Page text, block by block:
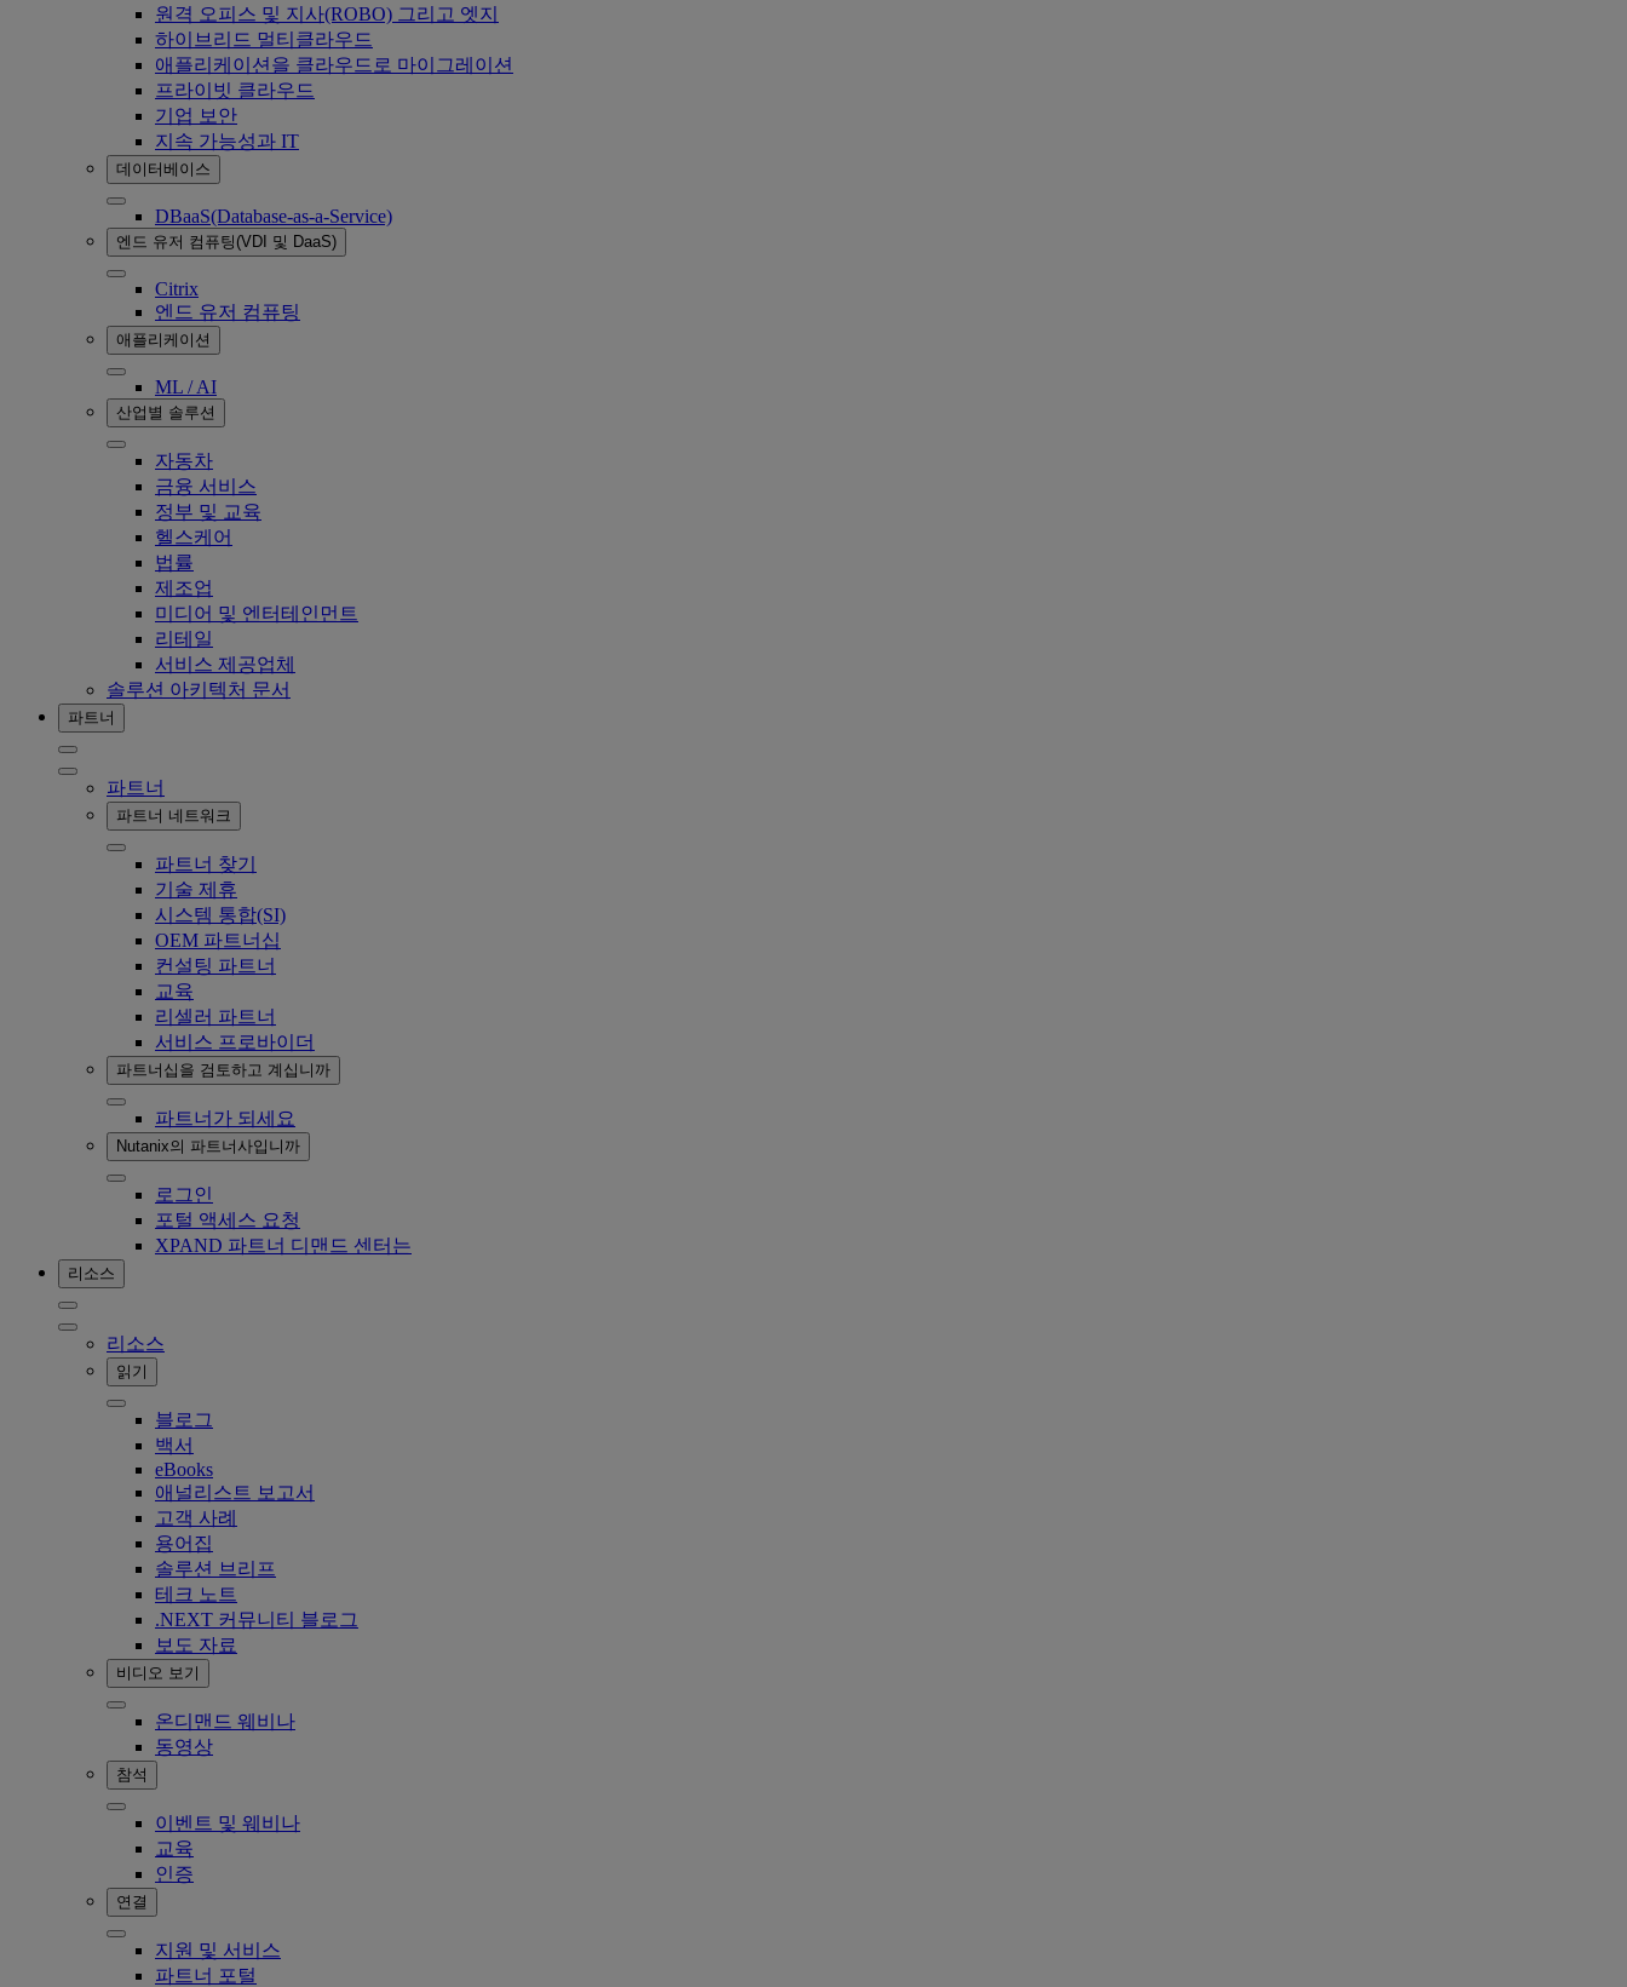
원격 오피스 및 지사(ROBO) 그리고 엣지
하이브리드 멀티클라우드
애플리케이션을 클라우드로 마이그레이션
프라이빗 클라우드
기업 보안
지속 가능성과 IT
데이터베이스
DBaaS(Database-as-a-Service)
엔드 유저 컴퓨팅(VDI 및 DaaS)
Citrix
엔드 유저 컴퓨팅
애플리케이션
ML / AI
산업별 솔루션
자동차
금융 서비스
정부 및 교육
헬스케어
법률
제조업
미디어 및 엔터테인먼트
리테일
서비스 제공업체
솔루션 아키텍처 문서
파트너
파트너
파트너 네트워크
파트너 찾기
기술 제휴
시스템 통합(SI)
OEM 파트너십
컨설팅 파트너
교육
리셀러 파트너
서비스 프로바이더
파트너십을 검토하고 계십니까
파트너가 되세요
Nutanix의 파트너사입니까
로그인
포털 액세스 요청
XPAND 파트너 디맨드 센터는
리소스
리소스
읽기
블로그
백서
eBooks
애널리스트 보고서
고객 사례
용어집
솔루션 브리프
테크 노트
.NEXT 커뮤니티 블로그
보도 자료
비디오 보기
온디맨드 웨비나
동영상
참석
이벤트 및 웨비나
교육
인증
연결
지원 및 서비스
파트너 포털